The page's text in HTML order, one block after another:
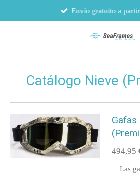
Envío gratuito a
Catálogo Nieve
Gafas
494,95
Las